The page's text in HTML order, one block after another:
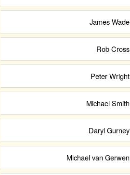
James Wade
Rob Cross
Peter Wright
Michael Smith
Daryl Gurney
Michael van Gerwen